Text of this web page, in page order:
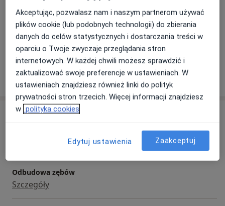
Główne obszary pomocy
Kamień nazębny Krwawienie dziąseł
Afta
Choroby jamy ustnej
Diastema +20
Pokaż więcejo doświadczeniu
Usługi i ceny
Szczegóły
Odbudowa zębów
Szczegóły
Akceptując, pozwalasz nam i naszym partnerom używać
plików cookie (lub podobnych technologii) do zbierania
danych do celów statystycznych i dostarczania treści w
oparciu o Twoje zwyczaje przeglądania stron
internetowych. W każdej chwili możesz sprawdzić i
zaktualizować swoje preferencje w ustawieniach. W
ustawieniach znajdziesz również linki do polityk
prywatności stron trzecich. Więcej informacji znajdziesz
w polityka cookies
Edytuj ustawienia Zaakceptuj